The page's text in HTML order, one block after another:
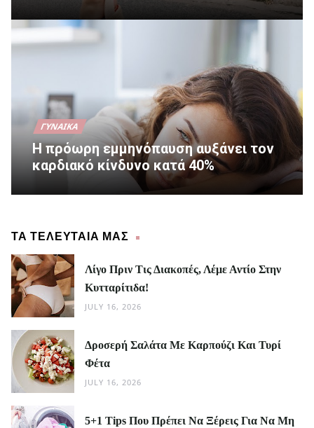
ΓΥΝΑΊΚΑ
Η πρόωρη εμμηνόπαυση αυξάνει τον
καρδιακό κίνδυνο κατά 40%
ΤΑ ΤΕΛΕΥΤΑΙΑ ΜΑΣ
Λίγο Πριν Τις Διακοπές, Λέμε Αντίο Στην
Κυτταρίτιδα!
JULY 16, 2026
Δροσερή Σαλάτα Με Καρπούζι Και Τυρί
Φέτα
JULY 16, 2026
5+1 Tips Που Πρέπει Να Ξέρεις Για Να Μη